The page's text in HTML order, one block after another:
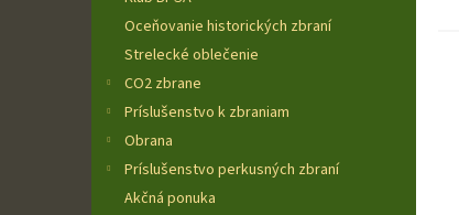
Oceňovanie historických zbraní
Strelecké oblečenie
CO2 zbrane
Príslušenstvo k zbraniam
Obrana
Príslušenstvo perkusných zbraní
Akčná ponuka